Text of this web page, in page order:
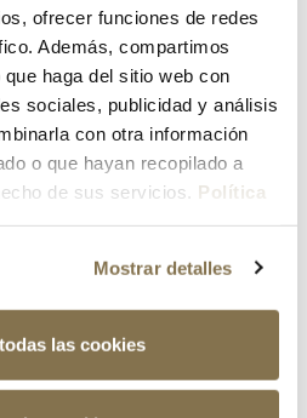
ofrecer funciones de redes
Además, compartimos
haga del sitio web con
sociales, publicidad y análisis
con otra información
o que hayan recopilado a
de sus servicios. Política
Mostrar detalles
las cookies